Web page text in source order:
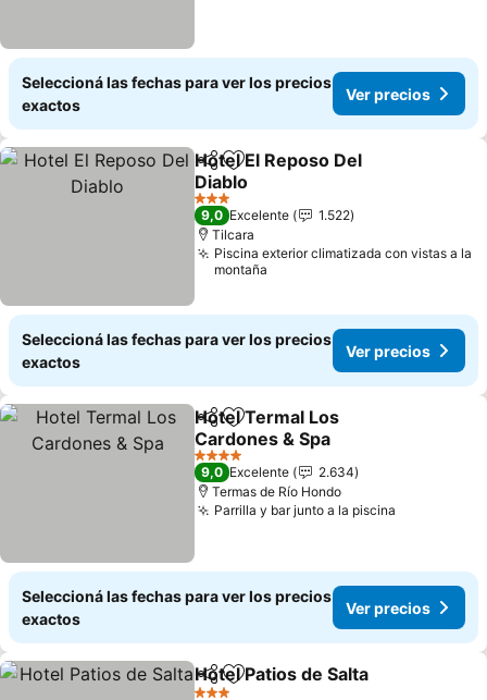
Seleccioná las fechas para ver los precios
exactos
Ver precios
CompartirAñadir a favoritos
Hotel El Reposo Del
Diablo
Ver precios
3 Estrellas
9,0 Excelente
1.522
Tilcara
Piscina exterior climatizada con vistas a la
montaña
Seleccioná las fechas para ver los precios
exactos
Ver precios
CompartirAñadir a favoritos
Hotel Termal Los
Cardones & Spa
Ver precios
4 Estrellas
9,0 Excelente
2.634
Termas de Río Hondo
Parrilla y bar junto a la piscina
Seleccioná las fechas para ver los precios
exactos
Ver precios
CompartirAñadir a favoritos
Hotel Patios de Salta